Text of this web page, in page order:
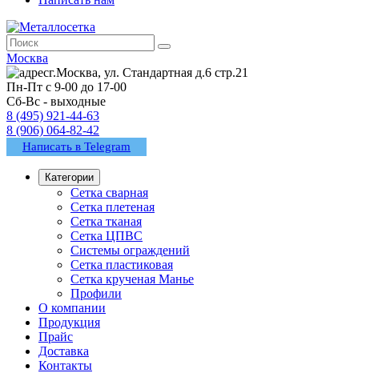
Москва
г.Москва, ул. Стандартная д.6 стр.21
Пн-Пт с 9-00 до 17-00
Сб-Вс - выходные
8 (495) 921-44-63
8 (906) 064-82-42
Написать в Telegram
Категории
Сетка сварная
Сетка плетеная
Сетка тканая
Сетка ЦПВС
Системы ограждений
Сетка пластиковая
Сетка крученая Манье
Профили
О компании
Продукция
Прайс
Доставка
Контакты